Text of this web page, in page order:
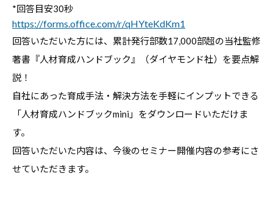
*回答目安30秒
https://forms.office.com/r/qHYteKdKm1
回答いただいた方には、累計発行部数17,000部超の当社監修
著書『人材育成ハンドブック』（ダイヤモンド社）を要点解
説！
自社にあった育成手法・解決方法を手軽にインプットできる
「人材育成ハンドブックmini」をダウンロードいただけま
す。
回答いただいた内容は、今後のセミナー開催内容の参考にさ
せていただきます。